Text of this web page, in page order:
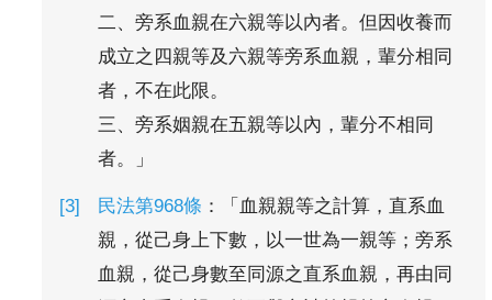
二、旁系血親在六親等以內者。但因收養而
成立之四親等及六親等旁系血親，輩分相同
者，不在此限。
三、旁系姻親在五親等以內，輩分不相同
者。」
民法第968條 ：「血親親等之計算，直系血
親，從己身上下數，以一世為一親等；旁系
血親，從己身數至同源之直系血親，再由同